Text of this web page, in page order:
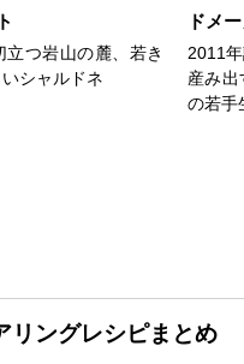
つ岩山の麓、若き
シャルドネ
ドメ
2011
産み
の若手
リングレシピまとめ